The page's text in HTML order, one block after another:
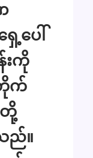
ပေါ်
းကို
က်
တို့
ည်။